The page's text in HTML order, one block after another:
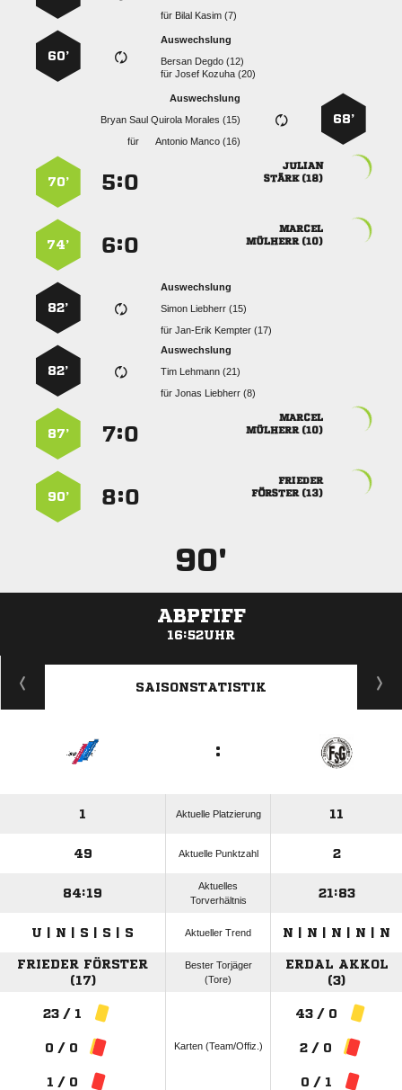
für   
Auswechslung
  
für  
60’
68’
Auswechslung
    
für
  

 
:
70’

 
:
74’
Auswechslung
  
für  
82’
Auswechslung
  
für  
82’

 
:
87’

 
:
90’
90'
ABPFIFF
16:52UHR
ANZEIGE
SAISONSTATISTIK
:
1 Aktuelle Platzierung 11
49 Aktuelle Punktzahl 2
84:19
Aktuelles
Torverhältnis
21:83
U | N | S | S | S Aktueller Trend N | N | N | N | N
FRIEDER FÖRSTER
(17)
Bester Torjäger
(Tore)
ERDAL AKKOL
(3)
23 / 1
0 / 0
1 / 0
Karten (Team/Offiz.)
43 / 0
2 / 0
0 / 1